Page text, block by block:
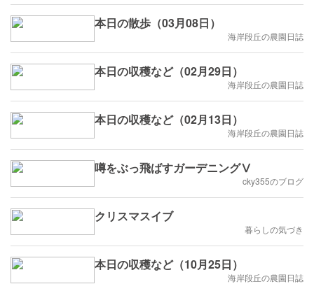
本日の散歩（03月08日）
海岸段丘の農園日誌
本日の収穫など（02月29日）
海岸段丘の農園日誌
本日の収穫など（02月13日）
海岸段丘の農園日誌
噂をぶっ飛ばすガーデニングⅤ
cky355のブログ
クリスマスイブ
暮らしの気づき
本日の収穫など（10月25日）
海岸段丘の農園日誌